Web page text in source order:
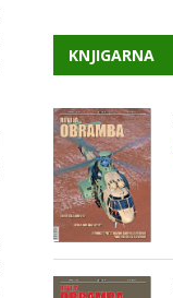
KNJIGARNA